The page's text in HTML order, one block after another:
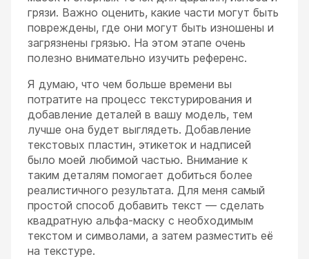
грязи. Важно оценить, какие части могут быть
повреждены, где они могут быть изношены и
загрязнены грязью. На этом этапе очень
полезно внимательно изучить референс.
Я думаю, что чем больше времени вы
потратите на процесс текстурирования и
добавление деталей в вашу модель, тем
лучше она будет выглядеть. Добавление
текстовых пластин, этикеток и надписей
было моей любимой частью. Внимание к
таким деталям помогает добиться более
реалистичного результата. Для меня самый
простой способ добавить текст — сделать
квадратную альфа-маску с необходимым
текстом и символами, а затем разместить её
на текстуре.